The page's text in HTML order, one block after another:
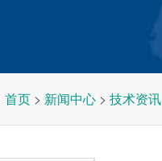
首页 > 新闻中心 > 技术资讯